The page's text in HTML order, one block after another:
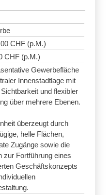
CHF (p.M.)
CHF (p.M.)
Gewerbefläche
Innenstadtlage mit
Sichtbarkeit und flexibler
über mehrere Ebenen.
überzeugt durch
helle Flächen,
Zugänge sowie die
zur Fortführung eines
Geschäftskonzepts